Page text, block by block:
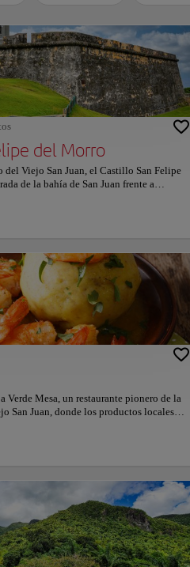
del Morro
del Viejo San Juan, el Castillo San Felipe
de la bahía de San Juan frente a
de El Morro. La fortaleza se
baluartes, túneles y amplias explanadas
vistas del océano Atlántico,
adaptada al entorno costero.
percibir la magnitud del lugar mientras
de las olas evocan siglos de historia. Las
hasta la ciudad moderna de San
visual que invita a contemplar la
Rico. Para más información sobre horarios
web oficial.
Verde Mesa, un restaurante pionero de la
San Juan, donde los productos locales
de cócteles artesanales
frutas tropicales que realzan cada perfil
refinado. El interior íntimo combina
moderno, creando un ambiente
iluminación suave y elementos naturales
relajada pero sofisticada.
reservas y precios, consulte su sitio web